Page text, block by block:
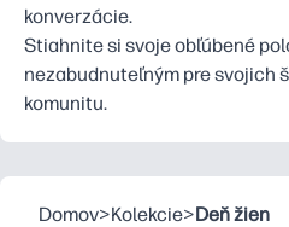
konverzácie.
Stiahnite si svoje obľúbené
nezabudnuteľným pre svojich
komunitu.
Domov>Kolekcie>Deň žien